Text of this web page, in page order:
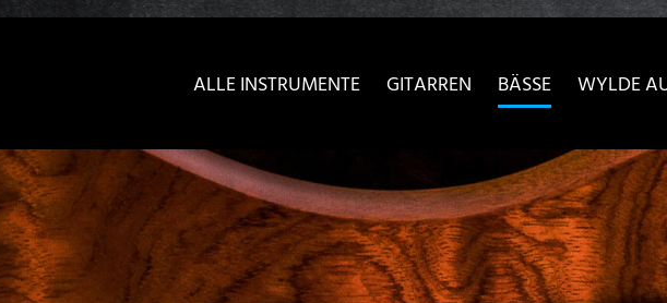
Zeige besser passende Version dieser SeiteDiese Meldung nicht
ALLE INSTRUMENTE GITARREN BÄSSE WYLDE